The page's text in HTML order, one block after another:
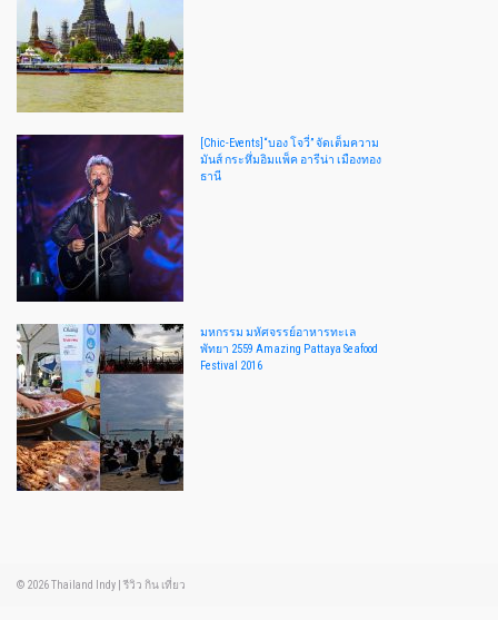
[Chic-Events]“บอง โจวี่” จัดเต็มความ
มันส์ กระหึ่มอิมแพ็ค อารีน่า เมืองทอง
ธานี
มหกรรม มหัศจรรย์อาหารทะเล
พัทยา 2559 Amazing Pattaya Seafood
Festival 2016
© 2026Thailand Indy |รีวิว กิน เที่ยว